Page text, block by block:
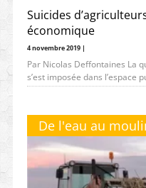
Suicides
économique
4 novembre 2019 |
Par Nicolas Deffontaines La
s’est imposée dans l’espace
De l'eau au